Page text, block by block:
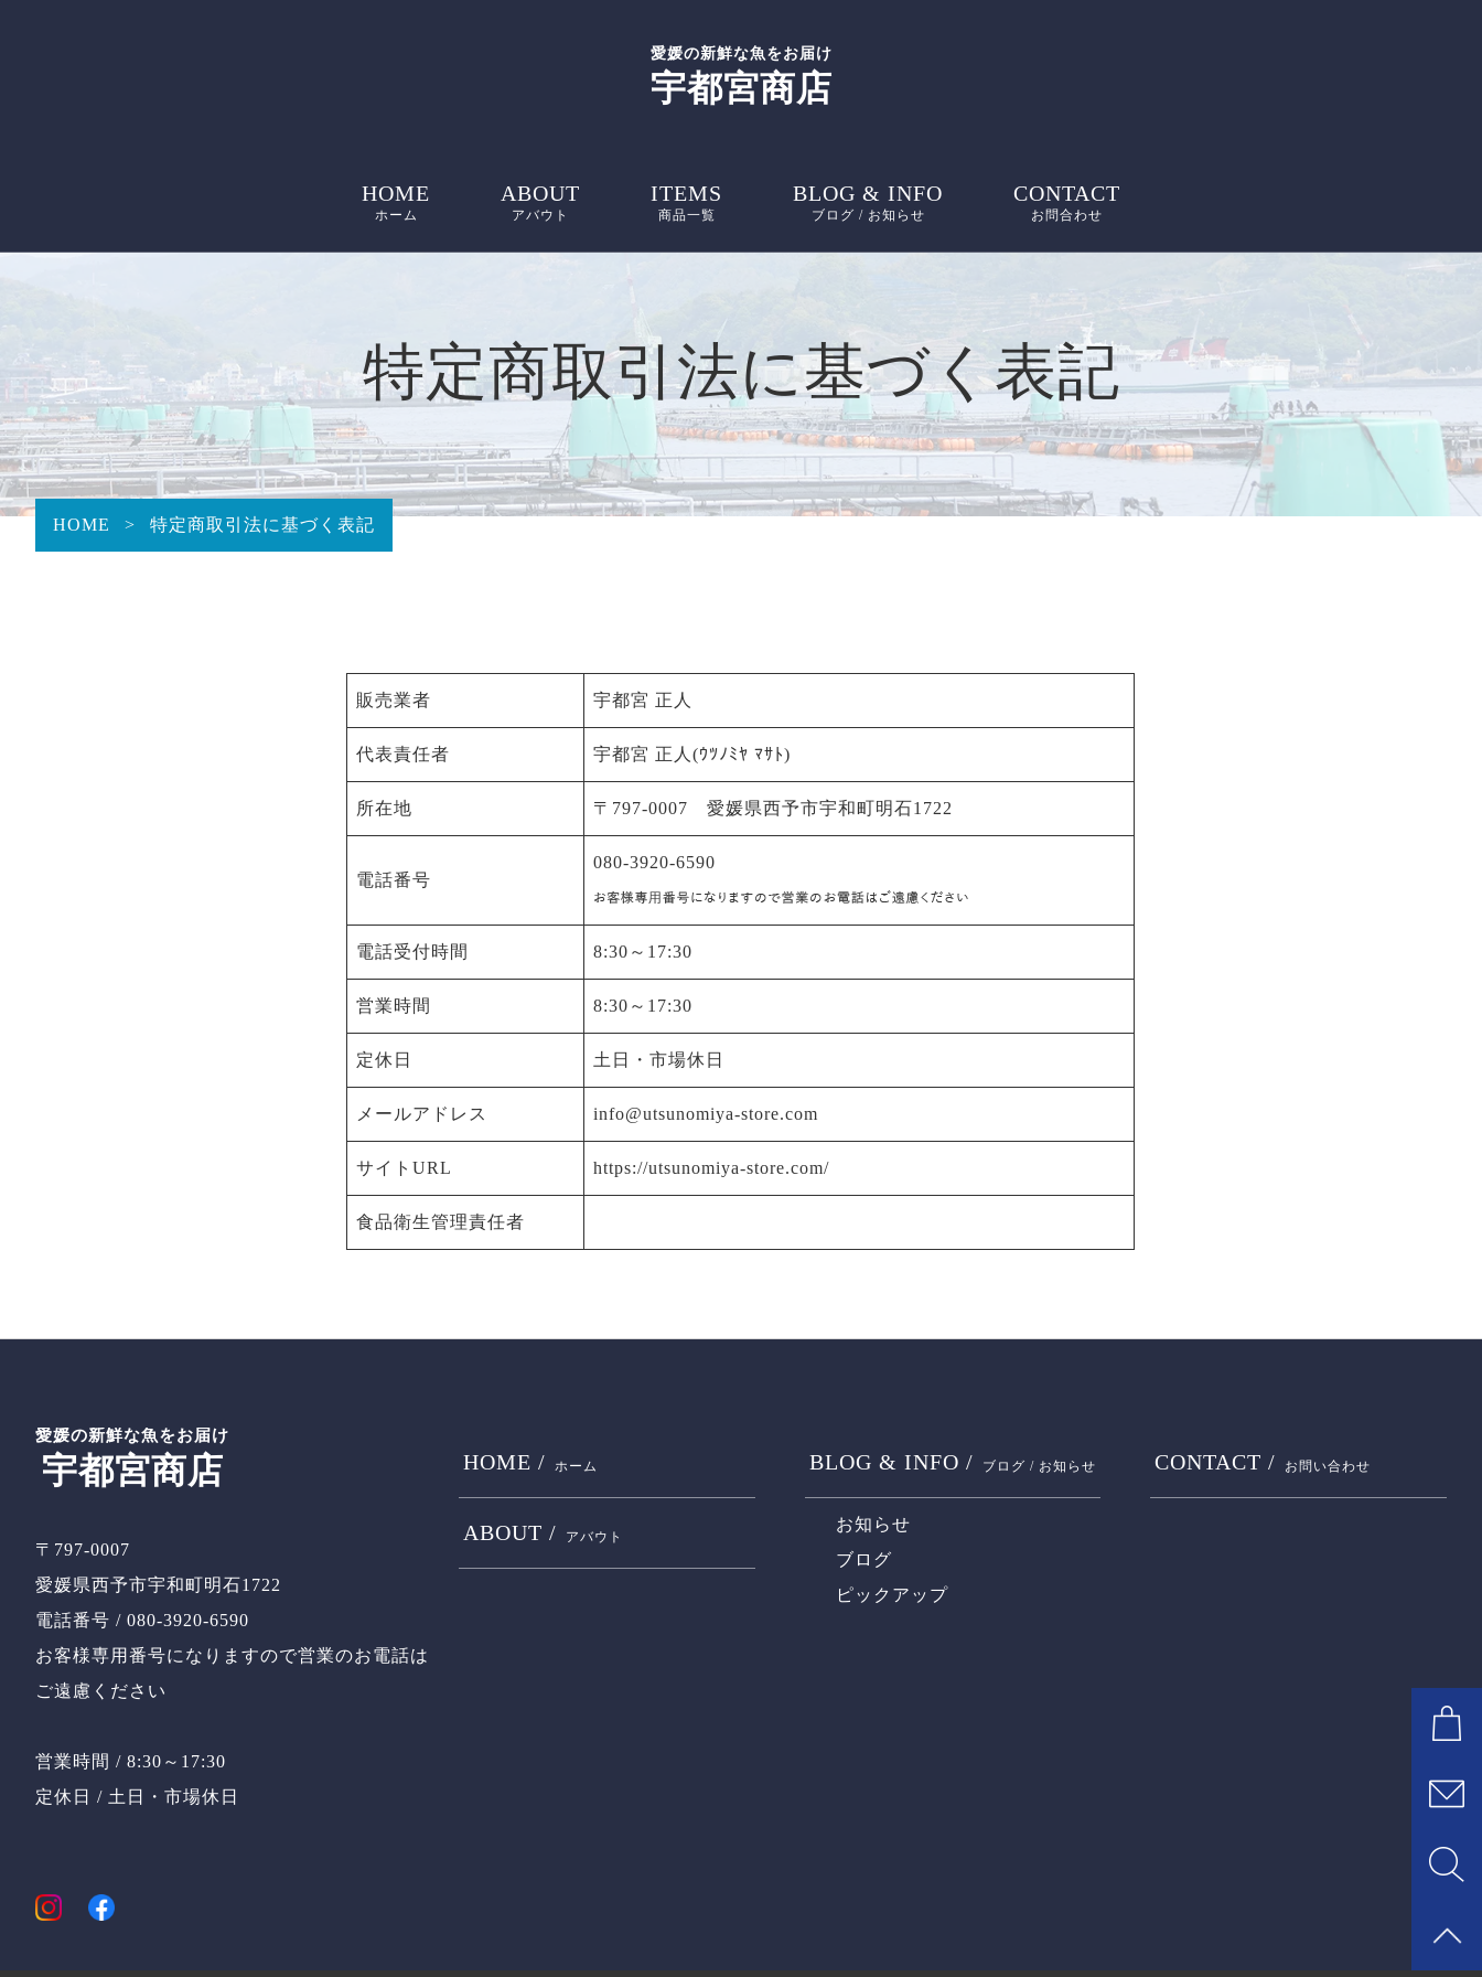
愛媛の新鮮な魚をお届け
宇都宮商店
HOME
ホーム
ABOUT
アバウト
ITEMS
商品一覧
BLOG & INFO
ブログ / お知らせ
ブログ
ピックアップ
CONTACT
お問合わせ
特定商取引法に基づく表記
HOME > 特定商取引法に基づく表記
販売業者 宇都宮 正人
代表責任者 宇都宮 正人(ｳﾂﾉﾐﾔ ﾏｻﾄ)
所在地 〒797-0007 愛媛県西予市宇和町明石1722
電話番号
080-3920-6590
電話受付時間 8:30～17:30
営業時間 8:30～17:30
定休日 土日・市場休日
メールアドレス info@utsunomiya-store.com
サイトURL https://utsunomiya-store.com/
食品衛生管理責任者
愛媛の新鮮な魚をお届け
宇都宮商店
〒797-0007
愛媛県西予市宇和町明石1722
電話番号 / 080-3920-6590
お客様専用番号になりますので営業のお電話は
ご遠慮ください
営業時間 / 8:30～17:30
定休日 / 土日・市場休日
HOME / ホーム
ABOUT / アバウト
BLOG & INFO / ブログ / お知らせ
お知らせ
ブログ
ピックアップ
CONTACT / お問い合わせ